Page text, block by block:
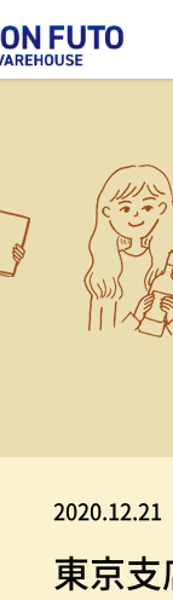
2020.12.21
東京支